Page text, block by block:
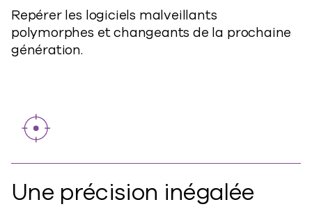
Repérer les logiciels malveillants
polymorphes et changeants de la prochaine
génération.
Une précision inégalée